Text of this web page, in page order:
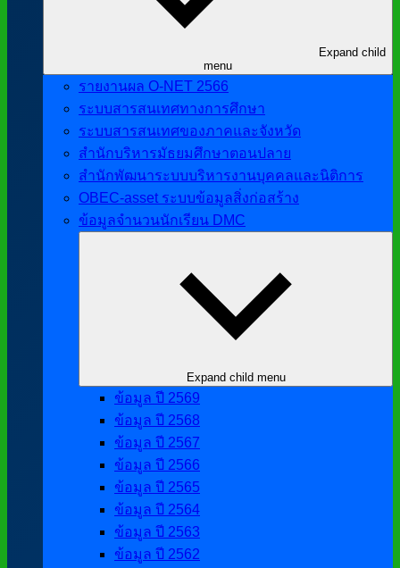
Expand child
menu
รายงานผล O-NET 2566
ระบบสารสนเทศทางการศึกษา
ระบบสารสนเทศของภาคและจังหวัด
สำนักบริหารมัธยมศึกษาตอนปลาย
สำนักพัฒนาระบบบริหารงานบุคคลและนิติการ
OBEC-asset ระบบข้อมูลสิ่งก่อสร้าง
ข้อมูลจำนวนนักเรียน DMC
Expand child menu
ข้อมูล ปี 2569
ข้อมูล ปี 2568
ข้อมูล ปี 2567
ข้อมูล ปี 2566
ข้อมูล ปี 2565
ข้อมูล ปี 2564
ข้อมูล ปี 2563
ข้อมูล ปี 2562